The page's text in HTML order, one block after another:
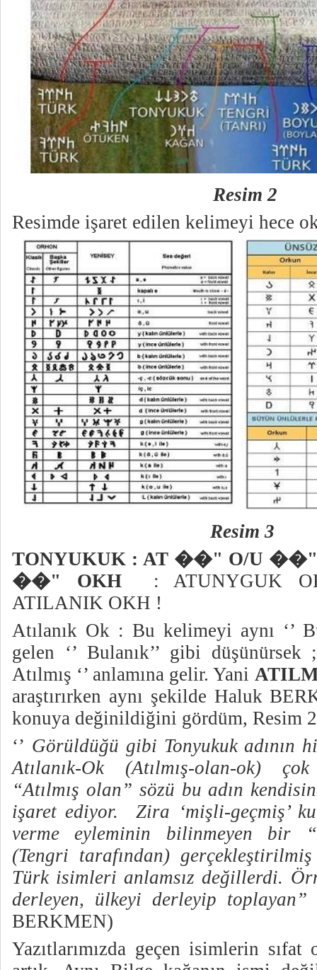
Resim 2
Resimde işaret edilen kelimeyi hece
Resim 3
TONYUKUK : AT ��" O/U
��" OKH
: ATUNYGUK
ATILANIK OKH !
Atılanık Ok : Bu kelimeyi aynı ‘’
gelen ‘’ Bulanık’’ gibi düşünürsek
Atılmış ‘’ anlamına gelir. Yani
araştırırken aynı şekilde Haluk
konuya değinildiğini gördüm, Resim 2
‘’ Görüldüğü gibi Tonyukuk adının
Atılanık-Ok (Atılmış-olan-ok)
“Atılmış olan” sözü bu adın
işaret ediyor.
Zira ‘mişli-geçmiş’
verme eyleminin bilinmeyen bir
(Tengri tarafından)
Türk isimleri anlamsız değillerdi.
derleyen, ülkeyi derleyip toplayan”
BERKMEN)
Yazıtlarımızda geçen isimlerin